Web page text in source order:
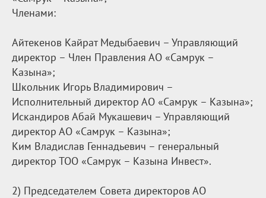
Членами:
Айтекенов Кайрат Медыбаевич – Управляющий
директор – Член Правления АО «Самрук –
Казына»;
Школьник Игорь Владимирович –
Исполнительный директор АО «Самрук – Казына»;
Искандиров Абай Мукашевич – Управляющий
директор АО «Самрук – Казына»;
Ким Владислав Геннадьевич – генеральный
директор ТОО «Самрук – Казына Инвест».
2) Председателем Совета директоров АО